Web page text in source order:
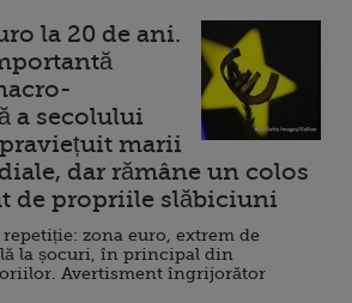
la 20 de ani.
a secolului
marii
dar rămâne un colos
de propriile slăbiciuni
zona euro, extrem de
la șocuri, în principal din
Avertisment îngrijorător